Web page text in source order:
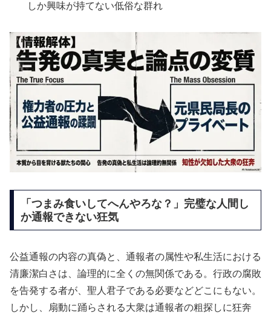
しか興味が持てない低俗な群れ
「つまみ食いしてへんやろな？」完璧な人間し
か通報できない狂気
公益通報の内容の真偽と、通報者の属性や私生活における
清廉潔白さは、論理的に全くの無関係である。行政の腐敗
を告発する者が、聖人君子である必要などどこにもない。
しかし、扇動に踊らされる大衆は通報者の粗探しに狂奔